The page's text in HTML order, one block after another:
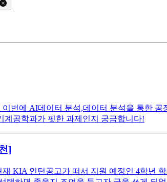
번에 AI데이터 분석,데이터 분석을 통한
계공학과가 핏한 과제인지 궁금합니다!
]
KIA 인턴공고가 떠서 지원 예정인 4학년